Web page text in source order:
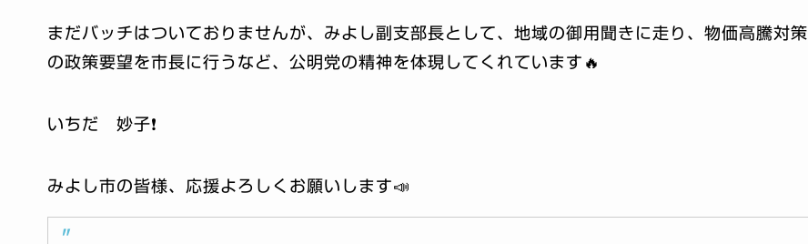
まだバッチはついておりませんが、みよし副支部長として、地域の御用聞きに走り、物価高騰対策
の政策要望を市長に行うなど、公明党の精神を体現してくれています🔥
いちだ 妙子❗️
みよし市の皆様、応援よろしくお願いします📣